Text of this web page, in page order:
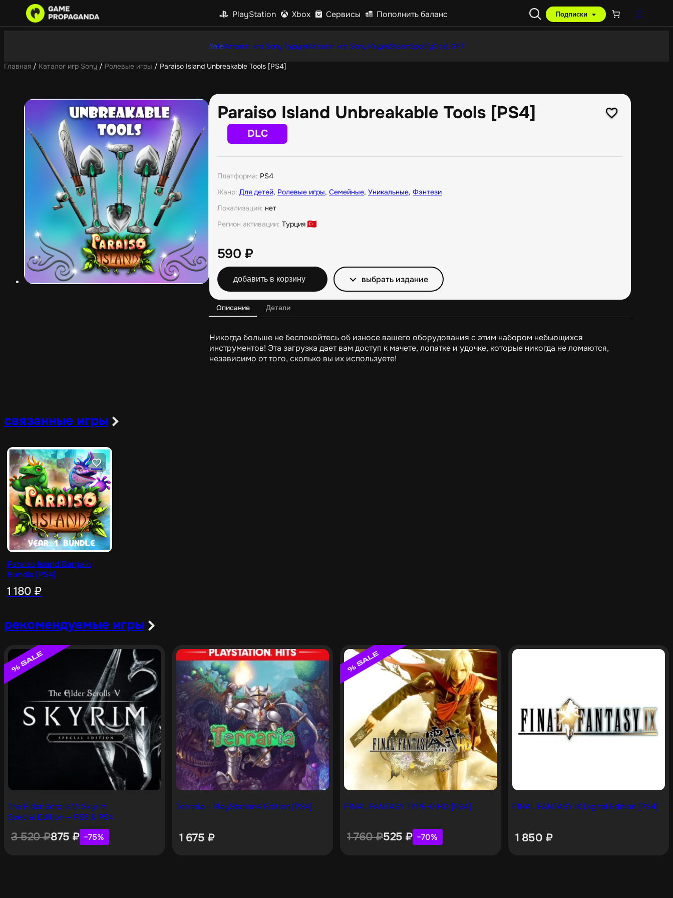
PlayStation Xbox Сервисы Пополнить баланс Подписки
SaleКаталог игр Sony ТурцияКаталог игр Sony ИндияSteamSpotifyChat GPT
Главная / Каталог игр Sony / Ролевые игры / Paraiso Island Unbreakable Tools [PS4]
Paraiso Island Unbreakable Tools [PS4]
DLC
Платформа: PS4
Жанр: Для детей, Ролевые игры, Семейные, Уникальные, Фэнтези
Локализация: нет
Регион активации: Турция
590 ₽
добавить в корзину выбрать издание
Описание Детали
Никогда больше не беспокойтесь об износе вашего оборудования с этим набором небьющихся
инструментов! Эта загрузка дает вам доступ к мачете, лопатке и удочке, которые никогда не ломаются,
независимо от того, сколько вы их используете!
связанные игры
Paraiso Island Bargain
Bundle [PS4]
1 180 ₽
рекомендуемые игры
The Elder Scrolls V: Skyrim
Special Edition — PS5 & PS4
3 520₽875 ₽ −75%
Terraria – PlayStation4 Edition [PS4]
1 675 ₽
FINAL FANTASY TYPE-0 HD [PS4]
1 760₽525 ₽ −70%
FINAL FANTASY IX Digital Edition [PS4]
1 850 ₽